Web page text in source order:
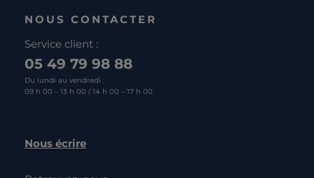
NOUS CONTACTER
Service client :
05 49 79 98 88
Du lundi au vendredi :
09 h 00 – 13 h 00 / 14 h 00 – 17 h 00
Nous écrire